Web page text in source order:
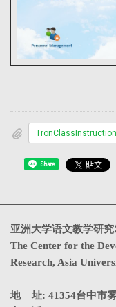
Share
亚洲大学语文教学研
The Center for the
Research, Asia
地 址: 41354台中市